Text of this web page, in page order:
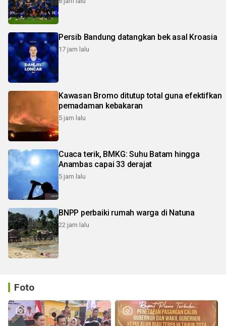
Persib Bandung datangkan bek asal Kroasia
17 jam lalu
Kawasan Bromo ditutup total guna efektifkan
pemadaman kebakaran
5 jam lalu
Cuaca terik, BMKG: Suhu Batam hingga
Anambas capai 33 derajat
5 jam lalu
BNPP perbaiki rumah warga di Natuna
22 jam lalu
Foto